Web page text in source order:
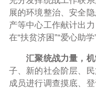
展的环境整治、安全
产等中心工作献计出
在“扶贫济困”“爱心助
汇聚统战力量，机
子、新的社会阶层、
成员进行调查摸底、